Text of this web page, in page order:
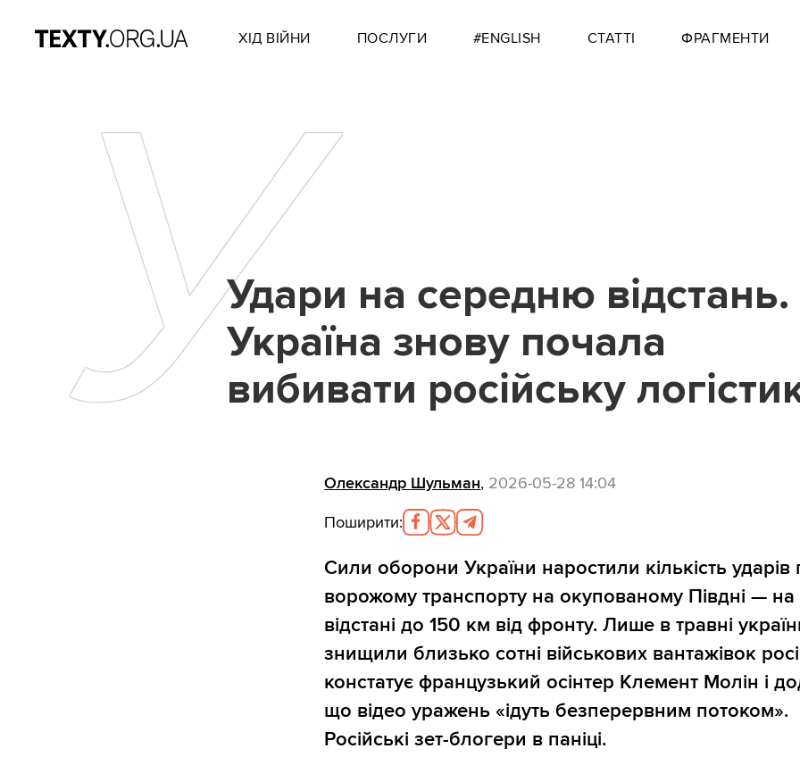
ХІД ВІЙНИ ПОСЛУГИ #ENGLISH СТАТТІ ФРАГМЕНТИ
УУдари на середню відстань.
Україна знову почала
вибивати російську
Олександр Шульман, 2026-05-28 14:04
Поширити:
Сили оборони України наростили кількість ударів
ворожому транспорту на окупованому Півдні — на
відстані до 150 км від фронту. Лише в травні
знищили близько сотні військових вантажівок
констатує французький осінтер Клемент Молін і
що відео уражень «ідуть безперервним потоком».
Російські зет-блогери в паніці.